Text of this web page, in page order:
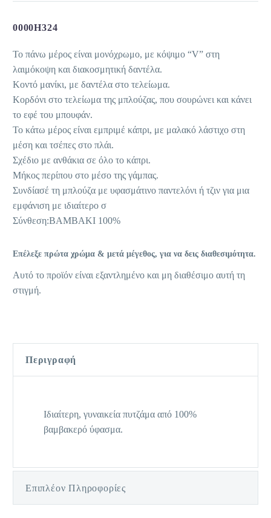
0000H324
Το πάνω μέρος είναι μονόχρωμο, με κόψιμο “V” στη
λαιμόκοψη και διακοσμητική δαντέλα.
Κοντό μανίκι, με δαντέλα στο τελείωμα.
Κορδόνι στο τελείωμα της μπλούζας, που σουρώνει και κάνει
το εφέ του μπουφάν.
Το κάτω μέρος είναι εμπριμέ κάπρι, με μαλακό λάστιχο στη
μέση και τσέπες στο πλάι.
Σχέδιο με ανθάκια σε όλο το κάπρι.
Μήκος περίπου στο μέσο της γάμπας.
Συνδίασέ τη μπλούζα με υφασμάτινο παντελόνι ή τζιν για μια
εμφάνιση με ιδιαίτερο σ
Σύνθεση:ΒΑΜΒΑΚΙ 100%
Επέλεξε πρώτα χρώμα & μετά μέγεθος, για να δεις διαθεσιμότητα.
Αυτό το προϊόν είναι εξαντλημένο και μη διαθέσιμο αυτή τη
στιγμή.
Περιγραφή
Ιδιαίτερη, γυναικεία πυτζάμα από 100%
βαμβακερό ύφασμα.
Επιπλέον Πληροφορίες